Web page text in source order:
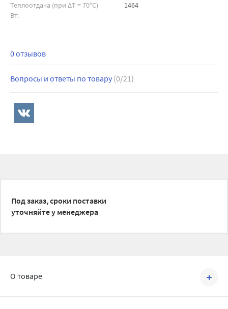
Теплоотдача (при ∆T = 70°C)
Вт:
1464
0 отзывов
Вопросы и ответы по товару (0/21)
Под заказ, сроки поставки
уточняйте у менеджера
О товаре